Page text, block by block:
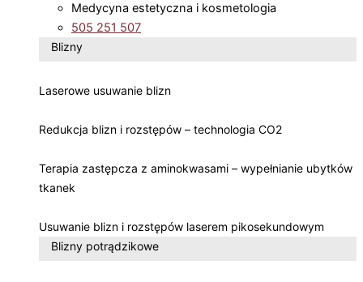
Medycyna estetyczna i kosmetologia
505 251 507
Blizny
Laserowe usuwanie blizn
Redukcja blizn i rozstępów – technologia CO2
Terapia zastępcza z aminokwasami – wypełnianie ubytków
tkanek
Usuwanie blizn i rozstępów laserem pikosekundowym
Blizny potrądzikowe